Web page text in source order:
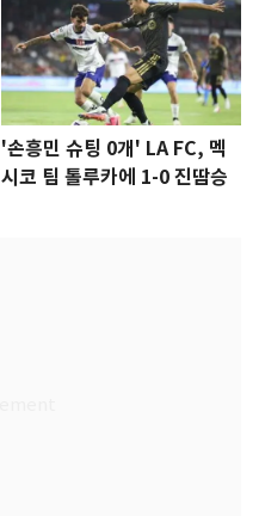
'손흥민 슈팅 0개' LA FC, 멕
시코 팀 톨루카에 1-0 진땀승